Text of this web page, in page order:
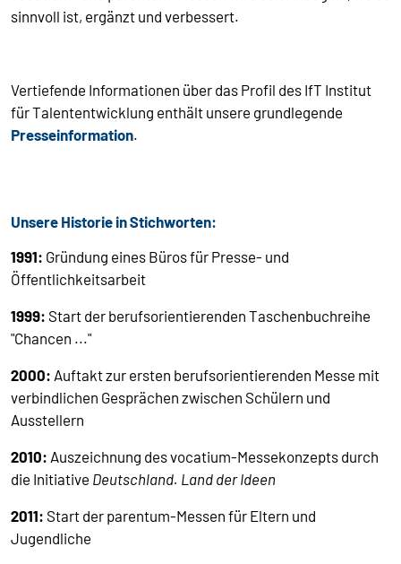
sinnvoll ist, ergänzt und verbessert.
Vertiefende Informationen über das Profil des IfT Institut
für Talententwicklung enthält unsere grundlegende
Presseinformation.
Unsere Historie in Stichworten:
1991: Gründung eines Büros für Presse- und
Öffentlichkeitsarbeit
1999: Start der berufsorientierenden Taschenbuchreihe
"Chancen ..."
2000: Auftakt zur ersten berufsorientierenden Messe mit
verbindlichen Gesprächen zwischen Schülern und
Ausstellern
2010: Auszeichnung des vocatium-Messekonzepts durch
die Initiative Deutschland. Land der Ideen
2011: Start der parentum-Messen für Eltern und
Jugendliche